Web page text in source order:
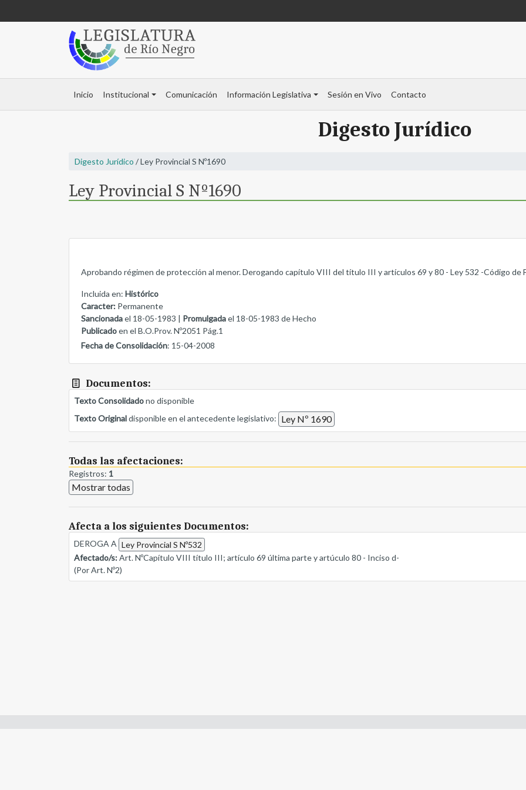
Inicio Institucional Comunicación Información Legislativa Sesión en Vivo Contacto
Digesto Jurídico
Digesto Jurídico / Ley Provincial S Nº1690
Ley Provincial S Nº1690
Aprobando régimen de protección al menor. Derogando capítulo VIII del título III y artículos 69 y 80 - Ley 532 -Código de
Incluida en: Histórico
Caracter: Permanente
Sancionadael 18-05-1983 | Promulgadael 18-05-1983 de Hecho
Publicadoen el B.O.Prov. Nº2051 Pág.1
Fecha de Consolidación: 15-04-2008
Documentos:
Texto Consolidadono disponible
Texto Originaldisponible en el antecedente legislativo: Ley Nº 1690
Todas las afectaciones:
Registros: 1
Mostrar todas
Afecta a los siguientes Documentos:
DEROGA A Ley Provincial S Nº532
Afectado/s:Art. NºCapítulo VIII título III; artículo 69 última parte y artúculo 80 - Inciso d-
(Por Art. Nº2)